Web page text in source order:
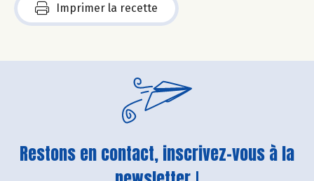
Imprimer la recette
Restons en contact, inscrivez-vous à la